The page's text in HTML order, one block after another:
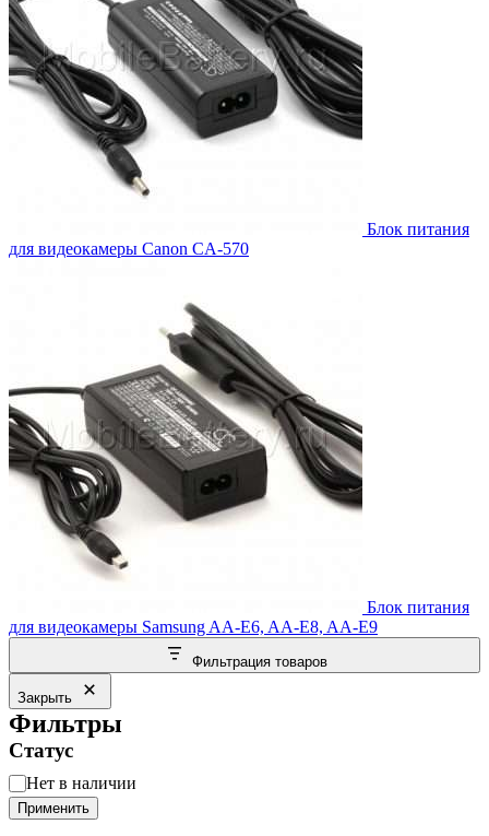
Блок питания
для видеокамеры Canon CA-570
Блок питания
для видеокамеры Samsung AA-E6, AA-E8, AA-E9
Фильтрация товаров
Закрыть
Фильтры
Статус
Статус
Нет в наличии
Применить